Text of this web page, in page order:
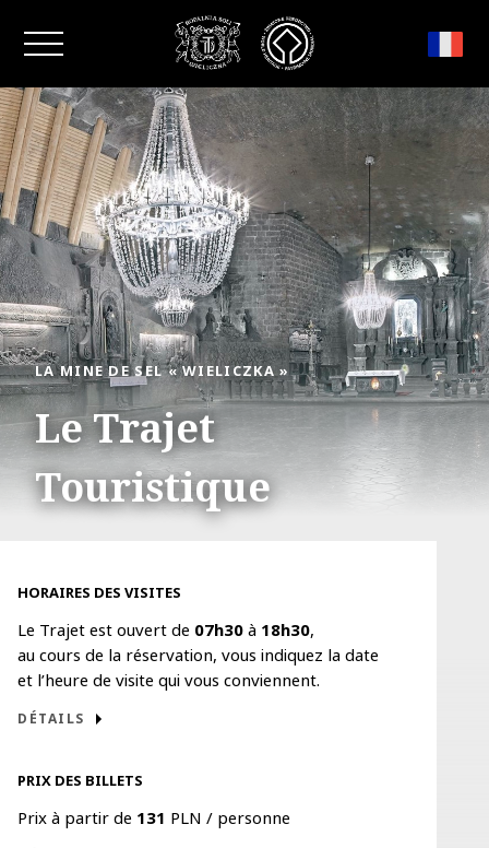
Fermer la fenêtre
Le Trajet
Touristique
LA MINE DE SEL « WIELICZKA »
a11y.tour_info
HORAIRES DES VISITES
Le Trajet est ouvert de 07h30à 18h30,
au cours de la réservation, vous indiquez la date
et l’heure de visite qui vous conviennent.
DÉTAILS
PRIX DES BILLETS
Prix à partir de 131 PLN / personne